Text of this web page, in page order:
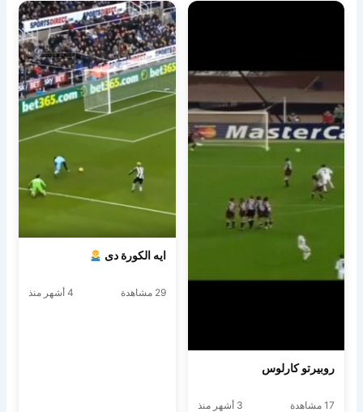
روبيرتو كارلوس
17 مشاهدة 3 أشهر منذ
ايه الكورة دى
29 مشاهدة 4 أشهر منذ